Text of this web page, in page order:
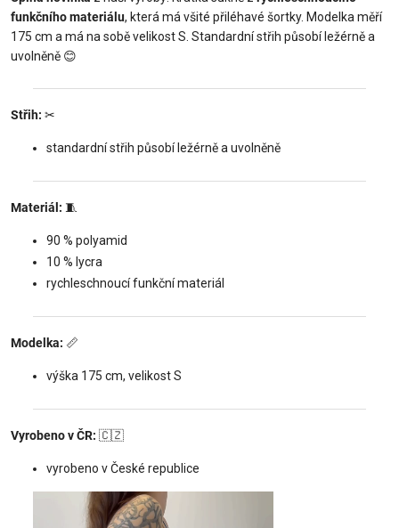
funkčního materiálu, která má všité přiléhavé šortky. Modelka měří
175 cm a má na sobě velikost S. Standardní střih působí ležérně a
uvolněně 😊
Střih: ✂
standardní střih působí ležérně a uvolněně
Materiál: 🧵
90 % polyamid
10 % lycra
rychleschnoucí funkční materiál
Modelka: 📏
výška 175 cm, velikost S
Vyrobeno v ČR: 🇨🇿
vyrobeno v České republice